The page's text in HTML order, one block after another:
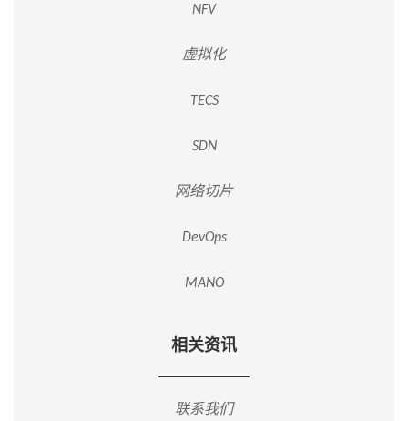
NFV
虚拟化
TECS
SDN
网络切片
DevOps
MANO
相关资讯
联系我们